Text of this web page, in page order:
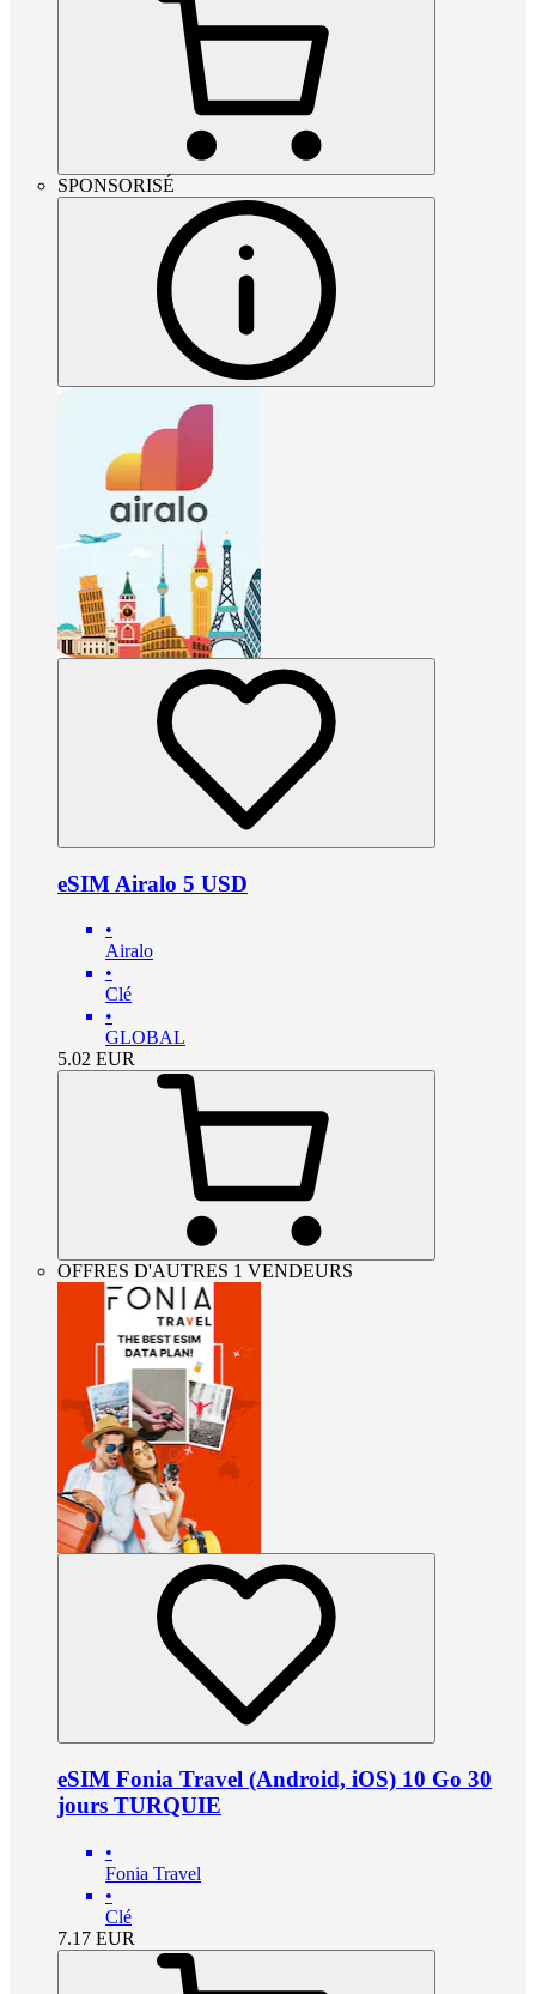
SPONSORISÉ
eSIM Airalo 5 USD
•
Airalo
•
Clé
•
GLOBAL
5.02 EUR
OFFRES D'AUTRES 1 VENDEURS
eSIM Fonia Travel (Android, iOS) 10 Go 30
jours TURQUIE
•
Fonia Travel
•
Clé
7.17 EUR